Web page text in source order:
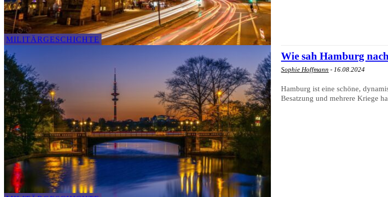
MILITÄRGESCHICHTE
Wie sah Hamburg
Sophie Hoffmann - 16.08.2024
Hamburg ist eine schöne,
Besatzung und mehrere Kriege